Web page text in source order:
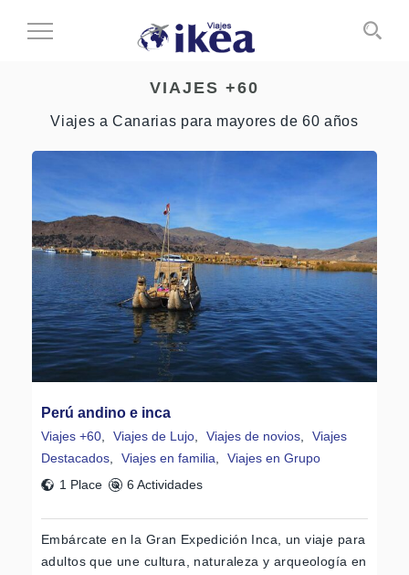
Cambiar
navegación
VIAJES +60
Viajes a Canarias para mayores de 60 años
Perú andino e inca
Viajes +60 Viajes de Lujo Viajes de novios
Viajes
Destacados
Viajes en familia
Viajes en Grupo
1 Place
6 Actividades
Embárcate en la Gran Expedición Inca, un viaje para
adultos que une cultura, naturaleza y arqueología en